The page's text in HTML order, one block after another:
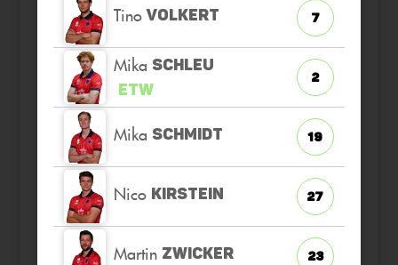
Tino VOLKERT 7
Mika SCHLEU
ETW
2
Mika SCHMIDT 19
Nico KIRSTEIN 27
Martin ZWICKER 23